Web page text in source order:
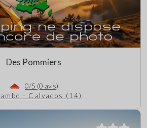
Des Pommiers
0/5 (0 avis)
- Calvados (14)